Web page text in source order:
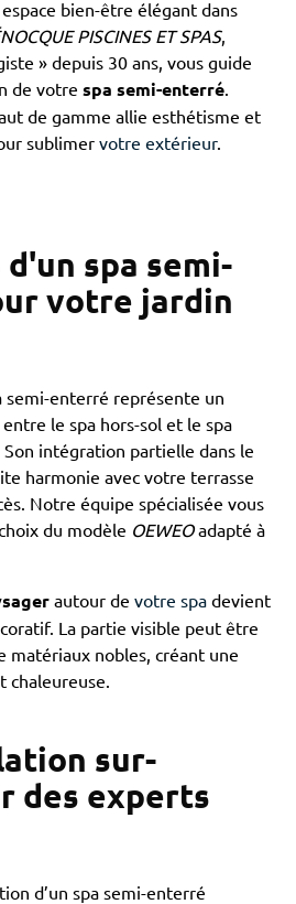
bien-être élégant dans
PISCINES ET SPAS,
» depuis 30 ans, vous guide
de votre spa semi-enterré.
de gamme allie esthétisme et
sublimer votre extérieur.
spa semi-
votre jardin
semi-enterré représente un
le spa hors-sol et le spa
intégration partielle dans le
harmonie avec votre terrasse
Notre équipe spécialisée vous
du modèle OEWEOadapté à
autour de votre spa devient
La partie visible peut être
matériaux nobles, créant une
chaleureuse.
sur-
des experts
d’un spa semi-enterré